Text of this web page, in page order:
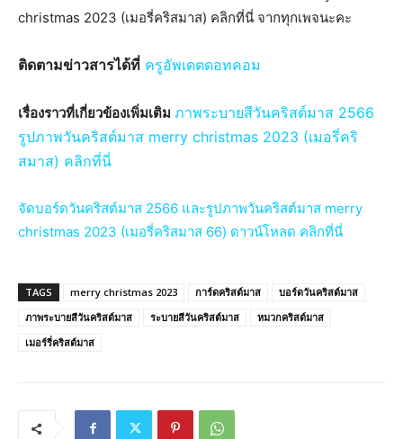
christmas 2023 (เมอรี่คริสมาส) คลิกที่นี่ จากทุกเพจนะคะ
ติดตามข่าวสารได้ที่ ครูอัพเดตดอทคอม
เรื่องราวที่เกี่ยวข้องเพิ่มเติม ภาพระบายสีวันคริสต์มาส 2566
รูปภาพวันคริสต์มาส merry christmas 2023 (เมอรี่คริ
สมาส) คลิกที่นี่
จัดบอร์ดวันคริสต์มาส 2566 และรูปภาพวันคริสต์มาส merry
christmas 2023 (เมอรี่คริสมาส 66) ดาวน์โหลด คลิกที่นี่
TAGS merry christmas 2023 การ์ดคริสต์มาส
บอร์ดวันคริสต์มาส
ภาพระบายสีวันคริสต์มาส
ระบายสีวันคริสต์มาส
หมวกคริสต์มาส
เมอร์รี่คริสต์มาส